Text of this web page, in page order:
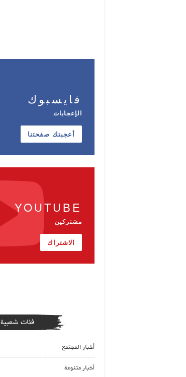
فايسبوك
الإعجابات
أعجبتك صفحتنا
YOUTUBE
مشتركين
الاشتراك
فئات شعبية
أخبار المجتمع
أخبار متنوعة